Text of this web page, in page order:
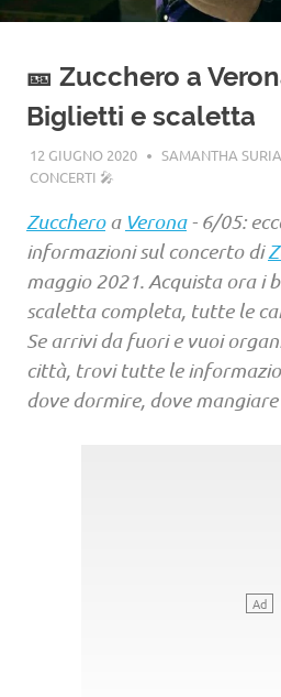
🎫 Zucchero a
Biglietti e scaletta
12 GIUGNO 2020
SAMANTHA
CONCERTI 🎤
Zuccheroa Verona- 6/05:
informazioni sul concerto di
maggio 2021. Acquista ora i
scaletta completa, tutte le
Se arrivi da fuori e vuoi
città, trovi tutte le
dove dormire, dove